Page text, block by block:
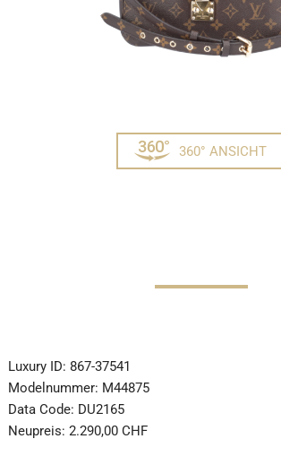
360° ANSICHT
Luxury ID: 867-37541
Modelnummer: M44875
Data Code: DU2165
Neupreis: 2.290,00 CHF